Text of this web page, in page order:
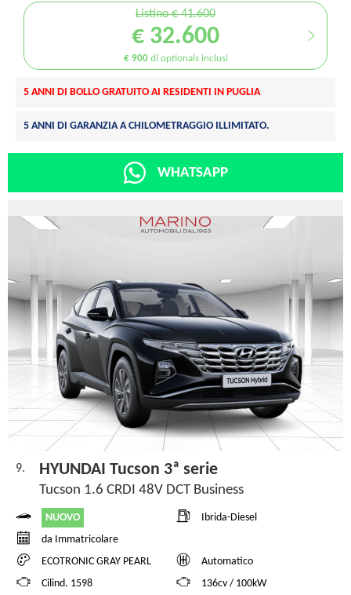
Listino € 41.600
€ 32.600
€ 900di optionals inclusi
5 ANNI DI BOLLO GRATUITO AI RESIDENTI IN PUGLIA
5 ANNI DI GARANZIA A CHILOMETRAGGIO ILLIMITATO.
WHATSAPP
9. HYUNDAI Tucson 3ª serie
Tucson 1.6 CRDI 48V DCT Business
NUOVO
Ibrida-Diesel
da Immatricolare
ECOTRONIC GRAY PEARL
Automatico
Cilind. 1598
136cv / 100kW